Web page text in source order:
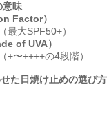
意味
Factor）
最大SPF50+）
of UVA）
+〜++++の4段階）
た日焼け止めの選び方